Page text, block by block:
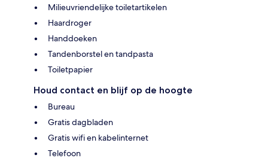
Milieuvriendelijke toiletartikelen
Haardroger
Handdoeken
Tandenborstel en tandpasta
Toiletpapier
Houd contact en blijf op de hoogte
Bureau
Gratis dagbladen
Gratis wifi en kabelinternet
Telefoon